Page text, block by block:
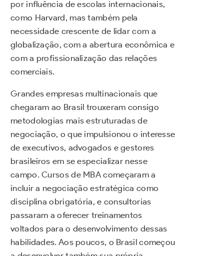
por influência de escolas internacionais,
como Harvard, mas também pela
necessidade crescente de lidar com a
globalização, com a abertura econômica e
com a profissionalização das relações
comerciais.
Grandes empresas multinacionais que
chegaram ao Brasil trouxeram consigo
metodologias mais estruturadas de
negociação, o que impulsionou o interesse
de executivos, advogados e gestores
brasileiros em se especializar nesse
campo. Cursos de MBA começaram a
incluir a negociação estratégica como
disciplina obrigatória, e consultorias
passaram a oferecer treinamentos
voltados para o desenvolvimento dessas
habilidades. Aos poucos, o Brasil começou